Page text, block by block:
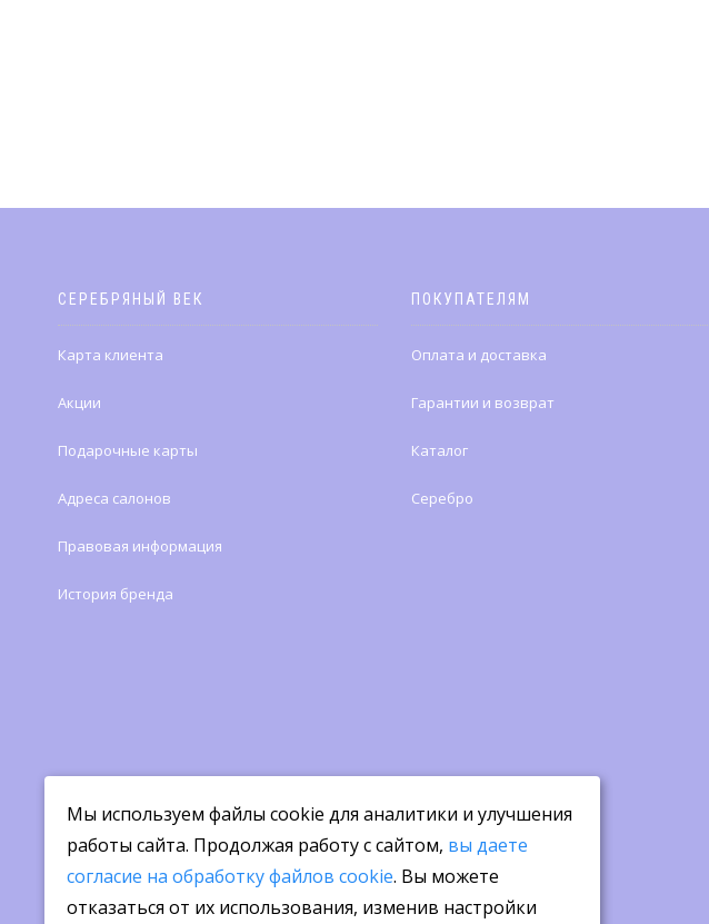
СЕРЕБРЯНЫЙ ВЕК
Карта клиента
Акции
Подарочные карты
Адреса салонов
Правовая информация
История бренда
ПОКУПАТЕЛЯМ
Оплата и доставка
Гарантии и возврат
Каталог
Серебро
Мы используем файлы cookie для аналитики и улучшения
работы сайта. Продолжая работу с сайтом, вы даете
согласие на обработку файлов cookie. Вы можете
отказаться от их использования, изменив настройки